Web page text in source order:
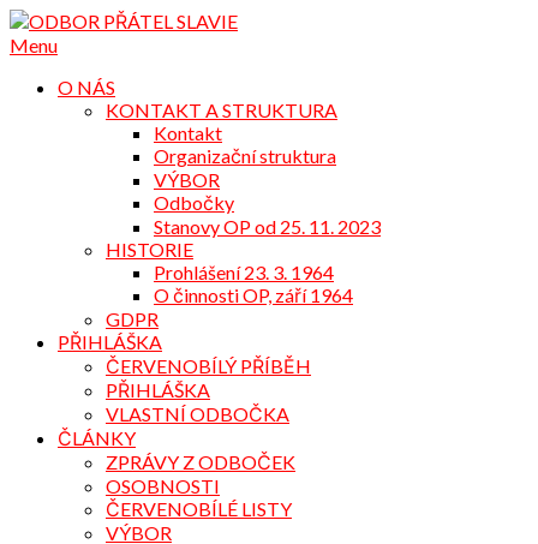
Přejdi
na
Menu
O NÁS
KONTAKT A STRUKTURA
Kontakt
Organizační struktura
VÝBOR
Odbočky
Stanovy OP od 25. 11. 2023
HISTORIE
Prohlášení 23. 3. 1964
O činnosti OP, září 1964
GDPR
PŘIHLÁŠKA
ČERVENOBÍLÝ PŘÍBĚH
PŘIHLÁŠKA
VLASTNÍ ODBOČKA
ČLÁNKY
ZPRÁVY Z ODBOČEK
OSOBNOSTI
ČERVENOBÍLÉ LISTY
VÝBOR